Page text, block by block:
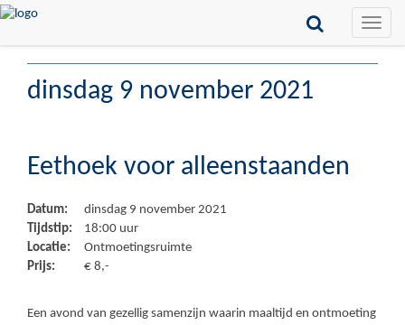
Toggle
dinsdag 9 november 2021
Eethoek voor alleenstaanden
Datum:
dinsdag 9 november 2021
Tijdstip:
18:00 uur
Locatie:
Ontmoetingsruimte
Prijs:
€ 8,-
Een avond van gezellig samenzijn waarin maaltijd en ontmoeting